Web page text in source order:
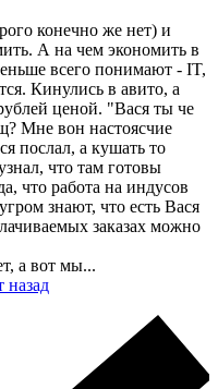
конечно же нет) и
А на чем экономить в
всего понимают - IT,
Кинулись в авито, а
ценой. "Вася ты че
Мне вон настоясчие
послал, а кушать то
что там готовы
что работа на индусов
знают, что есть Вася
заказах можно
а вот мы...
назад